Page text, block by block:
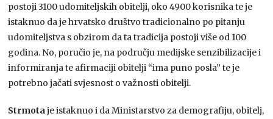
postoji 3100 udomiteljskih obitelji, oko 4900 korisnika te je
istaknuo da je hrvatsko društvo tradicionalno po pitanju
udomiteljstva s obzirom da ta tradicija postoji više od 100
godina. No, poručio je, na području medijske senzibilizacije i
informiranja te afirmaciji obitelji “ima puno posla” te je
potrebno jačati svjesnost o važnosti obitelji.
Strmotaje istaknuo i da Ministarstvo za demografiju, obitelj,